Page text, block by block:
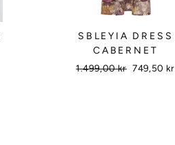
SBLEYIA DRESS
CABERNET
Vanlig
1.499,00 kr Salgs
749,50 kr